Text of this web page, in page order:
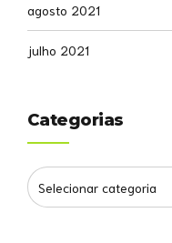
agosto 2021
julho 2021
Categorias